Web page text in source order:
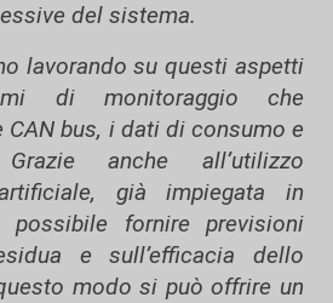
del sistema.
lavorando su questi aspetti
di monitoraggio che
CAN bus, i dati di consumo e
anche all’utilizzo
già impiegata in
fornire previsioni
e sull’efficacia dello
modo si può offrire un